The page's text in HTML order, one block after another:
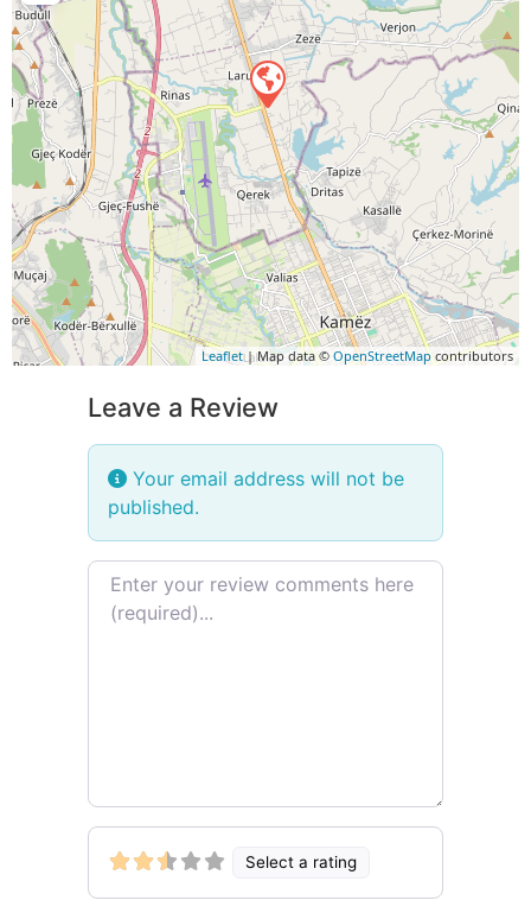
Leaflet| Map data © OpenStreetMapcontributors
Leave a Review
Your email address will not be
published.
Review text
Select a rating